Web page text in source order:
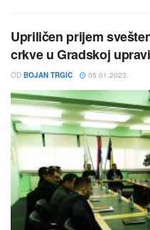
Upriličen prijem
crkve u Gradskoj
OD BOJAN TRGIC 05.01.2023.